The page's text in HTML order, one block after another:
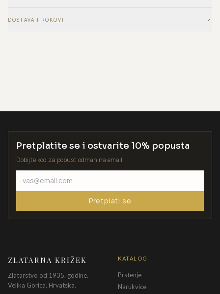
DOSTAVA I ROKOVI
Pretplatite se i ostvarite 10% popusta
Dobijte kod za popust odmah na email.
Pretplati se
ZLATARNA KRIŽEK
Zlatarstvo od 1935. godine.
Velika Gorica, Hrvatska.
KATALOG
Prstenje
Narukvice